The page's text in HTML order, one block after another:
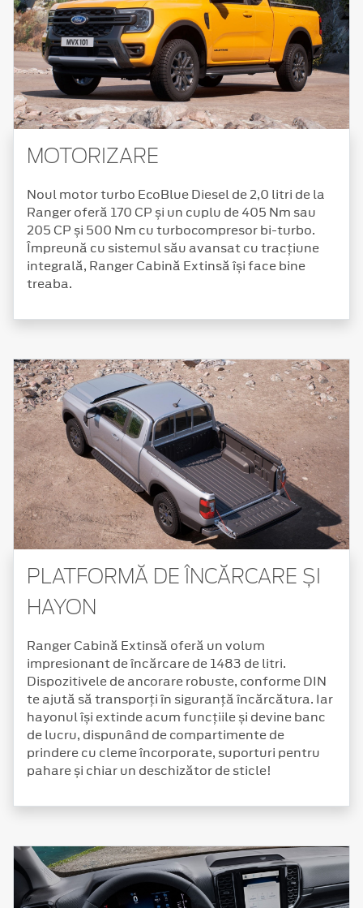
MOTORIZARE
Noul motor turbo EcoBlue Diesel de 2,0 litri de la
Ranger oferă 170 CP și un cuplu de 405 Nm sau
205 CP și 500 Nm cu turbocompresor bi-turbo.
Împreună cu sistemul său avansat cu tracțiune
integrală, Ranger Cabină Extinsă își face bine
treaba.
PLATFORMĂ DE ÎNCĂRCARE ȘI
HAYON
Ranger Cabină Extinsă oferă un volum
impresionant de încărcare de 1483 de litri.
Dispozitivele de ancorare robuste, conforme DIN
te ajută să transporți în siguranță încărcătura. Iar
hayonul își extinde acum funcțiile și devine banc
de lucru, dispunând de compartimente de
prindere cu cleme încorporate, suporturi pentru
pahare și chiar un deschizător de sticle!